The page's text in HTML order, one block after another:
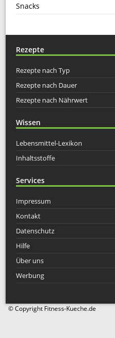
Snacks
Rezepte
Rezepte nach Typ
Rezepte nach Dauer
Rezepte nach Nährwert
Wissen
Lebensmittel-Lexikon
Inhaltsstoffe
Services
Impressum
Kontakt
Datenschutz
Hilfe
Über uns
Werbung
© Copyright Fitness-Kueche.de